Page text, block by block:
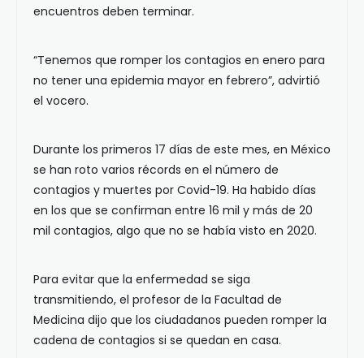
encuentros deben terminar.
“Tenemos que romper los contagios en enero para
no tener una epidemia mayor en febrero”, advirtió
el vocero.
Durante los primeros 17 días de este mes, en México
se han roto varios récords en el número de
contagios y muertes por Covid-19. Ha habido días
en los que se confirman entre 16 mil y más de 20
mil contagios, algo que no se había visto en 2020.
Para evitar que la enfermedad se siga
transmitiendo, el profesor de la Facultad de
Medicina dijo que los ciudadanos pueden romper la
cadena de contagios si se quedan en casa.